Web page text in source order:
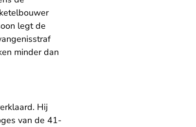
legt de
minder dan
Hij
van de 41-